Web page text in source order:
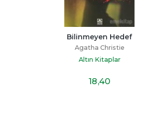
Bilinmeyen Hedef
Agatha Christie
Altın Kitaplar
18,40